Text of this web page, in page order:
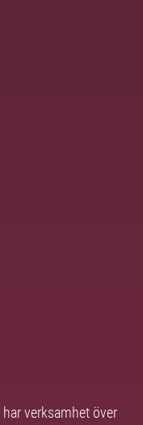
verksamhet över